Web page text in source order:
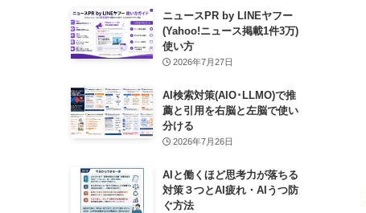
ニュースPR by LINEヤフー
(Yahoo!ニュース掲載1件3万)
使い方
2026年7月27日
AI検索対策(AIO･LLMO)で推
薦と引用を右脳と左脳で使い
分ける
2026年7月26日
AIと働くほど思考力が落ちる
対策３つとAI疲れ・AIうつ防
ぐ方法